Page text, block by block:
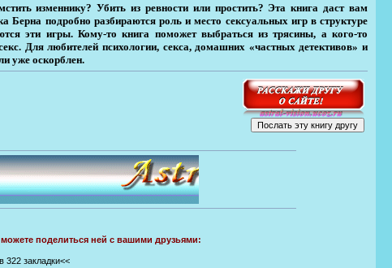
изменнику? Убить из ревности или простить? Эта книга даст вам
подробно разбираются роль и место сексуальных игр в структуре
эти игры. Кому-то книга поможет выбраться из трясины, а кого-то
Для любителей психологии, секса, домашних «частных детективов» и
уже оскорблен.
поделиться ней с вашими друзьями:
322 закладки<<